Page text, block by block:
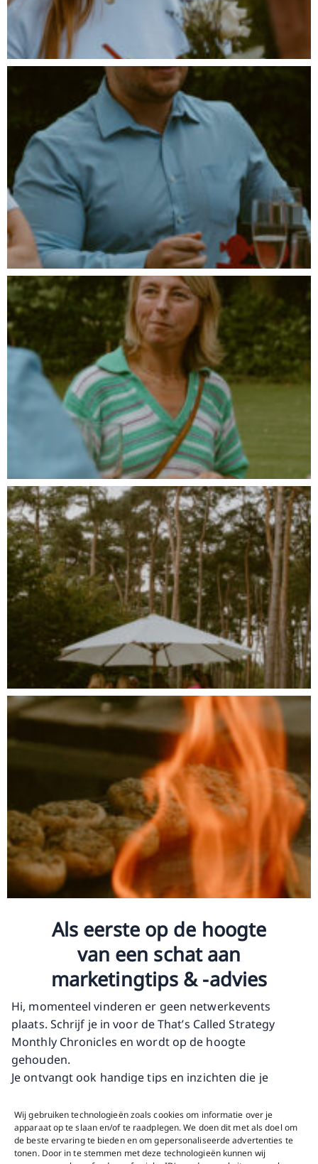
Wij gebruiken technologieën zoals cookies om informatie over je
apparaat op te slaan en/of te raadplegen. We doen dit met als doel om
de beste ervaring te bieden en om gepersonaliseerde advertenties te
tonen. Door in te stemmen met deze technologieën kunnen wij
Als eerste op de hoogte
van een schat aan
marketingtips & -advies
Hi, momenteel vinderen er geen netwerkevents
plaats. Schrijf je in voor de That’s Called Strategy
Monthly Chronicles en wordt op de hoogte
gehouden.
Je ontvangt ook handige tips en inzichten die je
Schrijf je in en haal alles uit je business!